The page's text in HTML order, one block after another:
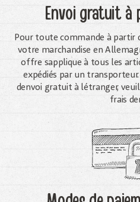
Envoi gratuità
Pour toute commande à partir
votre marchandise en
offre sapplique à tous les
expédiés par un
denvoi gratuit à létranger,
frais